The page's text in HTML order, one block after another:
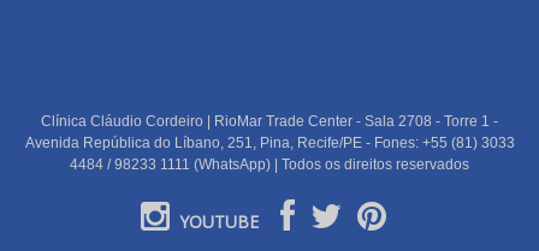
Clínica Cláudio Cordeiro | RioMar Trade Center - Sala 2708 - Torre 1 -
Avenida República do Líbano, 251, Pina, Recife/PE - Fones: +55 (81) 3033
4484 / 98233 1111 (WhatsApp) | Todos os direitos reservados
YOUTUBE